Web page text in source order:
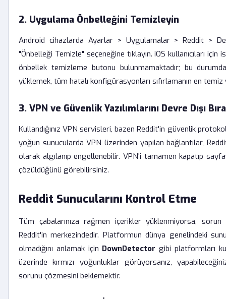
2. Uygulama Önbelleğini Temizleyin
Android cihazlarda Ayarlar > Uygulamalar > Reddit >
"Önbelleği Temizle" seçeneğine tıklayın. iOS kullanıcıları için
önbellek temizleme butonu bulunmamaktadır; bu
yüklemek, tüm hatalı konfigürasyonları sıfırlamanın en temiz
3. VPN ve Güvenlik Yazılımlarını Devre Dışı
Kullandığınız VPN servisleri, bazen Reddit'in güvenlik
yoğun sunucularda VPN üzerinden yapılan bağlantılar,
olarak algılanıp engellenebilir. VPN'i tamamen kapatıp
çözüldüğünü görebilirsiniz.
Reddit Sunucularını Kontrol Etme
Tüm çabalarınıza rağmen içerikler yüklenmiyorsa,
Reddit'in merkezindedir. Platformun dünya genelindeki
olmadığını anlamak için DownDetector gibi platformları
üzerinde kırmızı yoğunluklar görüyorsanız,
sorunu çözmesini beklemektir.